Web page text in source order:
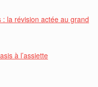
la révision actée au grand
à l’assiette